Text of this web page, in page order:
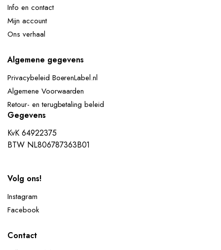
Info en contact
Mijn account
Ons verhaal
Algemene gegevens
Privacybeleid BoerenLabel.nl
Algemene Voorwaarden
Retour- en terugbetaling beleid
Gegevens
KvK 64922375
BTW NL806787363B01
Volg ons!
Instagram
Facebook
Contact